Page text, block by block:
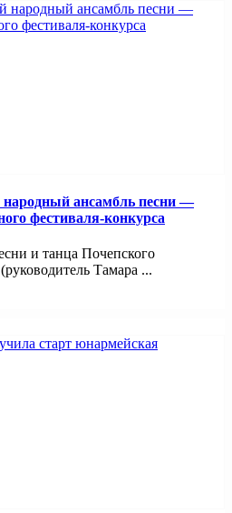
ансамбль песни —
фестиваля-конкурса
и танца Почепского
Тамара ...